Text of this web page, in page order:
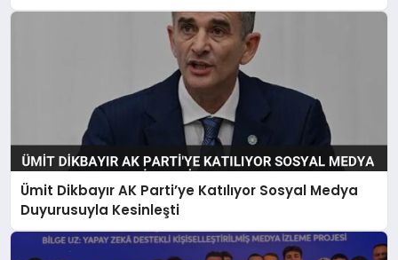
Ümit Dikbayır AK Parti’ye Katılıyor Sosyal Medya
Duyurusuyla Kesinleşti